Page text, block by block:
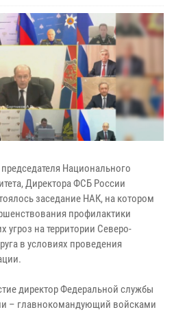
Национального
Директора ФСБ России
заседание НАК, на котором
профилактики
угроз на территории Северо-
в условиях проведения
директор Федеральной службы
– главнокомандующий войсками